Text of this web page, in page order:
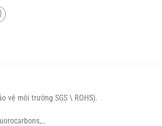
vệ môi trường SGS \ ROHS).